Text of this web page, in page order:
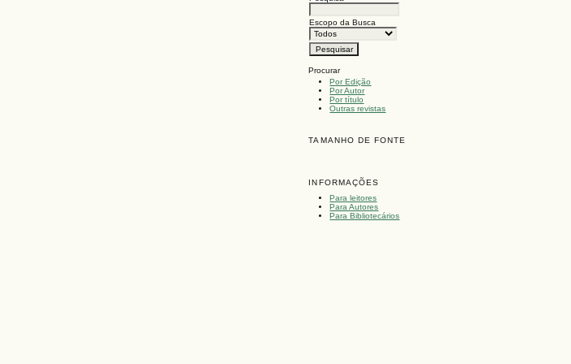
Escopo da Busca
Procurar
Por Edição
Por Autor
Por título
Outras revistas
TAMANHO DE FONTE
INFORMAÇÕES
Para leitores
Para Autores
Para Bibliotecários